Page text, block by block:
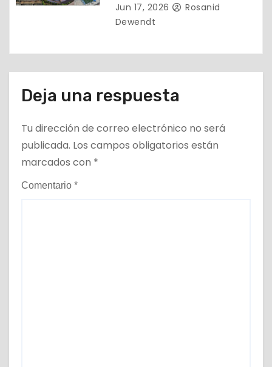
Jun 17, 2026
Rosanid
Dewendt
Deja una respuesta
Tu dirección de correo electrónico no será
publicada. Los campos obligatorios están
marcados con *
Comentario *